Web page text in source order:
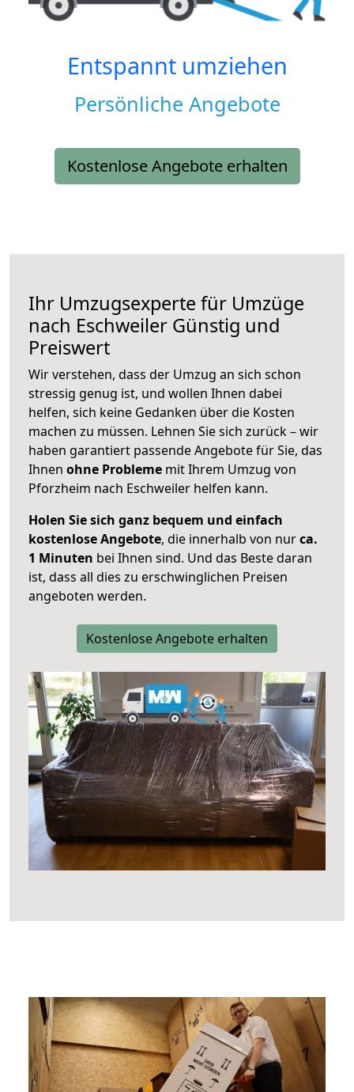
Entspannt umziehen
Persönliche Angebote
Kostenlose Angebote erhalten
Ihr Umzugsexperte für Umzüge
nach Eschweiler Günstig und
Preiswert
Wir verstehen, dass der Umzug an sich schon
stressig genug ist, und wollen Ihnen dabei
helfen, sich keine Gedanken über die Kosten
machen zu müssen. Lehnen Sie sich zurück – wir
haben garantiert passende Angebote für Sie, das
Ihnen ohne Probleme mit Ihrem Umzug von
Pforzheim nach Eschweiler helfen kann.
Holen Sie sich ganz bequem und einfach
kostenlose Angebote, die innerhalb von nurca.
1 Minuten bei Ihnen sind. Und das Beste daran
ist, dass all dies zu erschwinglichen Preisen
angeboten werden.
Kostenlose Angebote erhalten